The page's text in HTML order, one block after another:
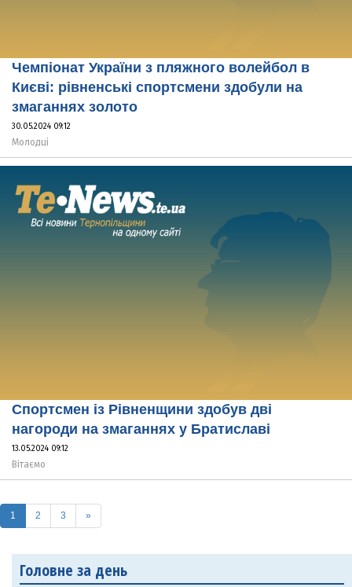
Чемпіонат України з пляжного волейбол в
Києві: рівненські спортсмени здобули на
змаганнях золото
30.05.2024 09:12
Молодці
Спортсмен із Рівненщини здобув дві
нагороди на змаганнях у Братиславі
13.05.2024 09:12
Вітаємо
1 (current)
2 3 »
Головне за день